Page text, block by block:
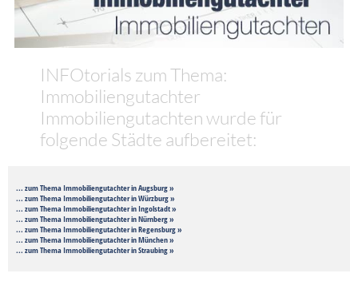
INFOtorials zum Thema:
Immobiliengutachter
Immobiliengutachten wurde für
folgende Städte aufbereitet:
... zum Thema Immobiliengutachter in Augsburg »
... zum Thema Immobiliengutachter in Würzburg »
... zum Thema Immobiliengutachter in Ingolstadt »
... zum Thema Immobiliengutachter in Nürnberg »
... zum Thema Immobiliengutachter in Regensburg »
... zum Thema Immobiliengutachter in München »
... zum Thema Immobiliengutachter in Straubing »